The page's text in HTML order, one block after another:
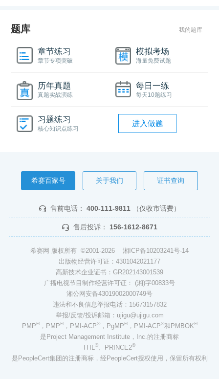
题库 我的题库
章节练习
章节专项突破
模拟考场
海量免费试题
历年真题
真题实战演练
每日一练
每天10题练习
习题练习
核心知识点练习
进入做题
希赛百家号 关于我们 证书查询
售前电话： 400-111-9811 （仅收市话费）
售后投诉： 156-1612-8671
希赛网 版权所有 ©2001-2026 湘ICP备10203241号-14
出版物经营许可证：4301042021177
高新技术企业证书：GR202143001539
广播电视节目制作经营许可证： (湘)字00833号
湘公网安备43019002000749号
违法和不良信息举报电话：15673157832
举报/反馈/投诉邮箱：ujigu@ujigu.com
PMP®，PMP®，PMI-ACP®，PgMP®，PMI-ACP®和PMBOK®
是Project Management Institute，Inc.的注册商标
ITIL
® 、PRINCE2®
是PeopleCert集团的注册商标，经PeopleCert授权使用，保留所有权利